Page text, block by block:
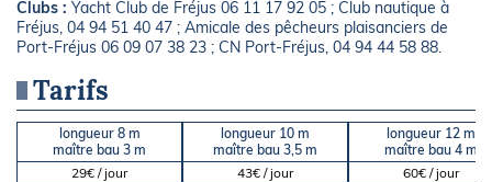
Clubs : Yacht Club de Fréjus 06 11 17 92 05 ; Club nautique à
Fréjus, 04 94 51 40 47 ; Amicale des pêcheurs plaisanciers de
Port-Fréjus 06 09 07 38 23 ; CN Port-Fréjus, 04 94 44 58 88.
Tarifs
longueur 8 m
maître bau 3 m
29€ / jour
longueur 10 m
maître bau 3,5 m
43€ / jour
longueur 12 m
maître bau 4 m
60€ / jour